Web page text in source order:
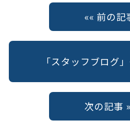
«« 前の記
次の記事
「スタッフブログ